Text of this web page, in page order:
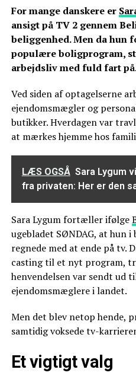
For mange danskere er
ansigt på TV 2 gennem
beliggenhed. Men da hun
populære boligprogram,
arbejdsliv med fuld fart
Ved siden af optagelserne
ejendomsmægler og
butikker. Hverdagen var
at mærkes hjemme hos
LÆS OGSÅ Sara Lygum
fra privaten: Her er den
Sara Lygum fortæller ifølge
ugebladet SØNDAG, at hun i
regnede med at ende på tv.
casting til et nyt program,
henvendelsen var sendt ud
ejendomsmæglere i landet.
Men det blev netop hende,
samtidig voksede tv-
Et vigtigt valg